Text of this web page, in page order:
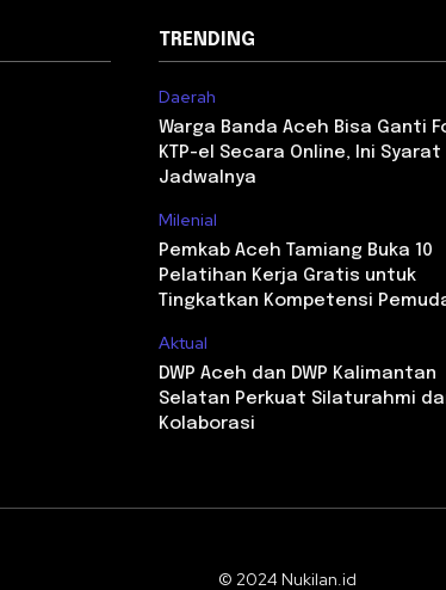
TRENDING
Daerah
Warga Banda Aceh Bisa Ganti
KTP-el Secara Online, Ini Syarat
Jadwalnya
Milenial
Pemkab Aceh Tamiang Buka 10
Pelatihan Kerja Gratis untuk
Tingkatkan Kompetensi
Aktual
DWP Aceh dan DWP Kalimantan
Selatan Perkuat Silaturahmi
Kolaborasi
© 2024 Nukilan.id